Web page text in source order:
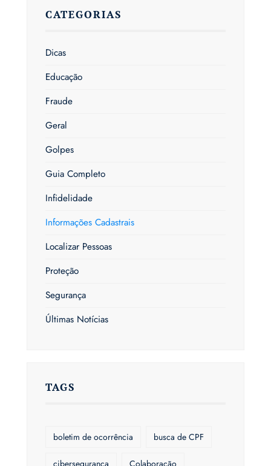
CATEGORIAS
Dicas
Educação
Fraude
Geral
Golpes
Guia Completo
Infidelidade
Informações Cadastrais
Localizar Pessoas
Proteção
Segurança
Últimas Notícias
TAGS
boletim de ocorrência busca de CPF